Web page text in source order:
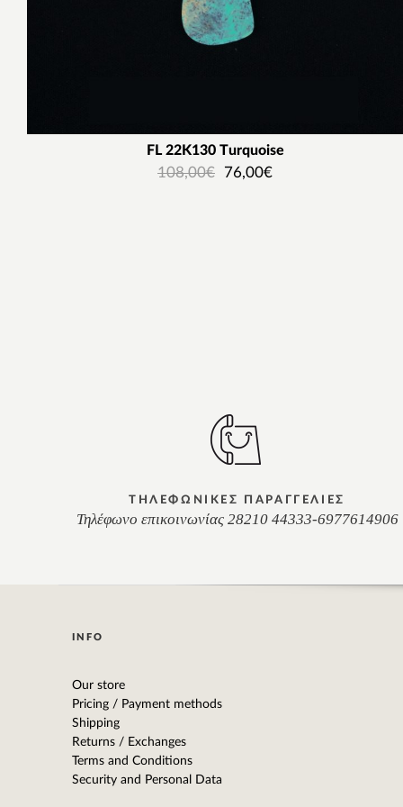
FL 22K130 Τurquoise
108,00€ 76,00€
ΤΗΛΕΦΩΝΙΚΕΣ ΠΑΡΑΓΓΕΛΙΕΣ
Τηλέφωνο επικοινωνίας 28210 44333-6977614906
INFO
Our store
Pricing / Payment methods
Shipping
Returns / Exchanges
Terms and Conditions
Security and Personal Data